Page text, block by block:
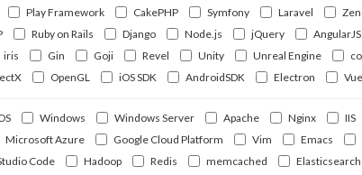
Play Framework CakePHP Symfony Laravel
Ruby on Rails Django Node.js jQuery AngularJS
iris Gin Goji Revel Unity Unreal Engine
OpenGL iOS SDK AndroidSDK Electron
Windows Windows Server Apache Nginx
IIS
Microsoft Azure Google Cloud Platform Vim Emacs
Code Hadoop Redis memcached Elasticsearch